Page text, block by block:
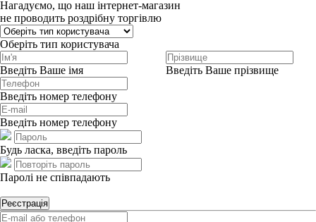
Нагадуємо, що наш інтернет-магазин
не проводить роздрібну торгівлю
Оберіть тип користувача
Введіть Ваше імя Введіть Ваше прізвище
Введіть номер телефону
Введіть номер телефону
Будь ласка, введіть пароль
Паролі не співпадають
Реєстрація